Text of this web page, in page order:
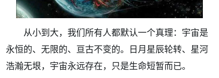
从小到大，我们所有人都默认一个真理：宇宙是
永恒的、无限的、亘古不变的。日月星辰轮转、星河
浩瀚无垠，宇宙永远存在，只是生命短暂而已。